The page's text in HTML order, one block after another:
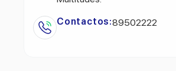
Contactos:89502222